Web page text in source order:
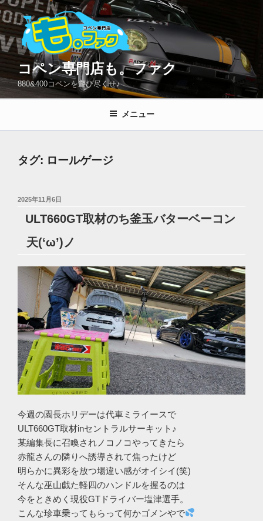
コ
ン
テ
ン
へ
ス
プ
コペン専門店も。ファク
880&400コペンを遊び尽くせ♪
メニュー
タグ: ロールゲージ
投
2025年11月6日
ULT660GT取材のち釜玉バターベーコン
天(‘ω’)ノ
今週の園長ホリデーは代車ミライースで
ULT660GT取材inセントラルサーキット♪
某編集長に召喚されノコノコやってきたら
赤龍さんの隣りへ誘導されて焦ったけど
明らかに異彩を放つ場違い感がオイシイ(笑)
そんな巫山戯た軽四のハンドルを握るのは
今をときめく現役GTドライバー塩津選手。
こんな珍車乗ってもらって何かゴメンやで